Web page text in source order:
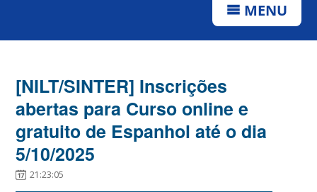
MENU
[NILT/SINTER] Inscrições
abertas para Curso online e
gratuito de Espanhol até o dia
5/10/2025
21:23:05